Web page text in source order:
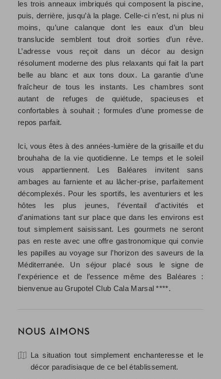
les trois anneaux imbriqués qui composent la piscine,
puis, derrière, jusqu’à la plage. Celle-ci n’est, ni plus ni
moins, qu’une calanque dont les eaux d’un bleu
translucide semblent tout droit sorties d’un rêve.
L’adresse vous reçoit dans un décor au design
résolument moderne des plus relaxants qui fait la part
belle au blanc et aux tons doux. La garantie d’une
fraîcheur de tous les instants. Les chambres sont
autant de refuges de quiétude, spacieuses et
confortables à souhait ; formules d’une promesse de
repos parfait.
Ici, vous êtes à des années-lumière de la grisaille et du
brouhaha de la vie quotidienne. Le temps et le soleil
vous appartiennent. Les Baléares invitent sans
ambages au farniente et au lâcher-prise, parfaitement
décomplexés. Pour les sportifs, les aventuriers et les
hôtes les plus jeunes, l’éventail d’activités et
d’animations tant sur place que dans les environs est
tout simplement saisissant. Les gourmets ne seront
pas en reste avec une offre gastronomique qui convie
les papilles au voyage sur l’horizon des saveurs de la
Méditerranée. Un séjour placé sous le signe de
l’expérience et de l’essence même des Baléares :
bienvenue au Grupotel Club Cala Marsal ****.
NOUS AIMONS
La situation tout simplement enchanteresse et le
décor paradisiaque de ce bel établissement.